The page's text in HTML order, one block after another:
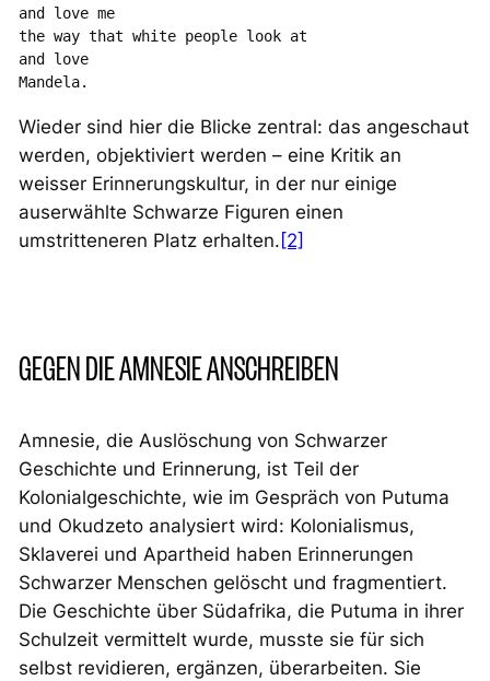
and love me
the way that white people look at
and love
Mandela.
Wieder sind hier die Blicke zentral: das angeschaut
werden, objektiviert werden – eine Kritik an
weisserErinnerungskultur, in der nur einige
auserwählte Schwarze Figuren einen
umstritteneren Platz erhalten. [2]
GEGEN DIE AMNESIE ANSCHREIBEN
Amnesie, die Auslöschung von Schwarzer
Geschichte und Erinnerung, ist Teil der
Kolonialgeschichte, wie im Gespräch von Putuma
und Okudzeto analysiert wird: Kolonialismus,
Sklaverei und Apartheid haben Erinnerungen
Schwarzer Menschen gelöscht und fragmentiert.
Die Geschichte über Südafrika, die Putuma in ihrer
Schulzeit vermittelt wurde, musste sie für sich
selbst revidieren, ergänzen, überarbeiten. Sie